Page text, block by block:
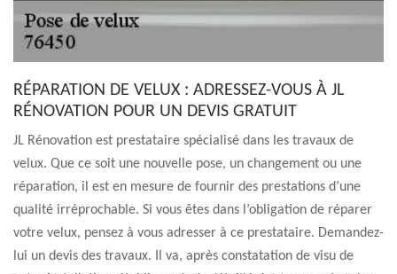
RÉPARATION DE VELUX : ADRESSEZ-VOUS À JL
RÉNOVATION POUR UN DEVIS GRATUIT
JL Rénovation est prestataire spécialisé dans les travaux de
velux. Que ce soit une nouvelle pose, un changement ou une
réparation, il est en mesure de fournir des prestations d’une
qualité irréprochable. Si vous êtes dans l’obligation de réparer
votre velux, pensez à vous adresser à ce prestataire. Demandez-
lui un devis des travaux. Il va, après constatation de visu de